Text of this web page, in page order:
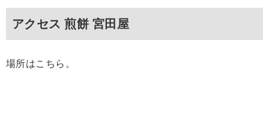
アクセス 煎餅 宮田屋
場所はこちら。